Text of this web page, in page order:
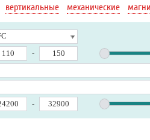
вертикальные механические
-
-